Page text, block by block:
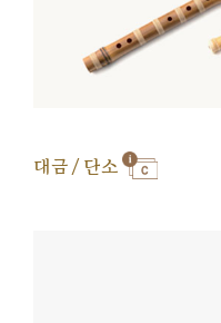
대금 / 단소